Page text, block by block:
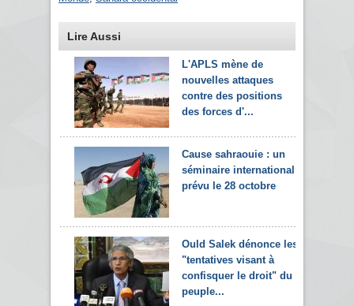
Lire Aussi
L'APLS mène de
nouvelles attaques
contre des positions
des forces d'...
Cause sahraouie : un
séminaire international
prévu le 28 octobre
Ould Salek dénonce les
"tentatives visant à
confisquer le droit" du
peuple...